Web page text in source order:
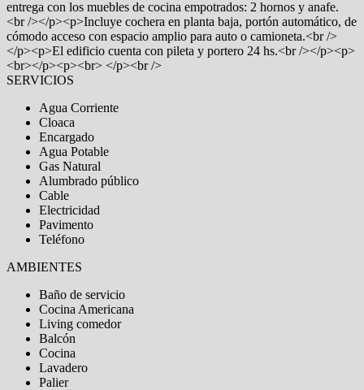
entrega con los muebles de cocina empotrados: 2 hornos y anafe.
<br /></p><p>Incluye cochera en planta baja, portón automático, de
cómodo acceso con espacio amplio para auto o camioneta.<br />
</p><p>El edificio cuenta con pileta y portero 24 hs.<br /></p><p>
<br></p><p><br> </p><br />
SERVICIOS
Agua Corriente
Cloaca
Encargado
Agua Potable
Gas Natural
Alumbrado público
Cable
Electricidad
Pavimento
Teléfono
AMBIENTES
Baño de servicio
Cocina Americana
Living comedor
Balcón
Cocina
Lavadero
Palier